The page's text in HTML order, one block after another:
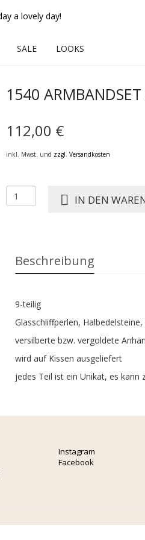
SALE LOOKS
1540
112,00 €
inkl. Mwst. und zzgl. Versandkosten
1540
ARMBANDSET
IN DEN
Beschreibung
9-teilig
Glasschliffperlen,
versilberte bzw. vergoldete
wird auf Kissen ausgeliefert
jedes Teil ist ein Unikat, es kann
Instagram
Facebook